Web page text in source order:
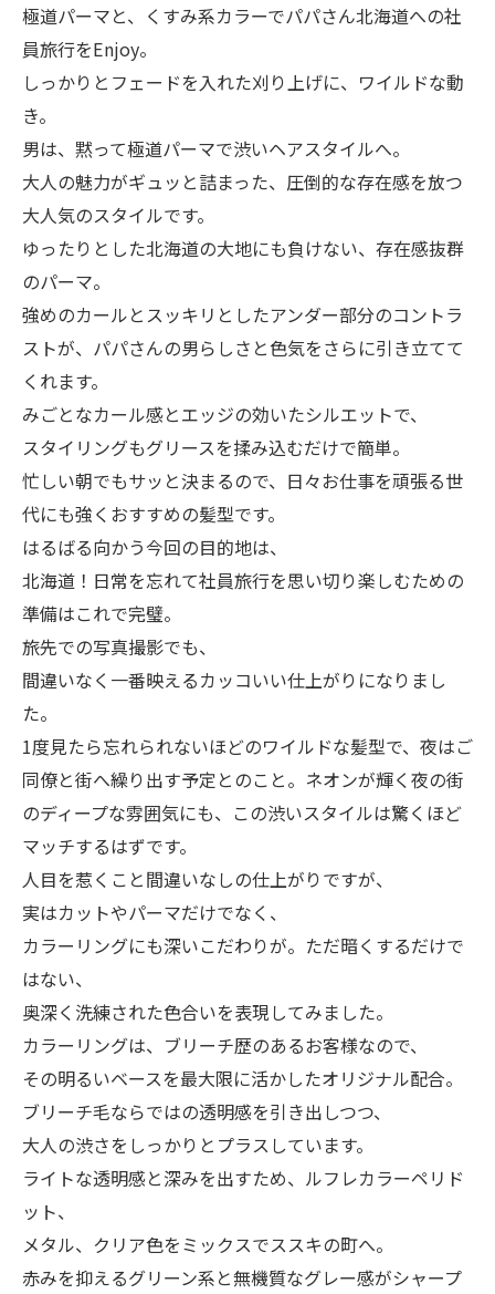
極道パーマと、くすみ系カラーでパパさん北海道への社
員旅行をEnjoy。
しっかりとフェードを入れた刈り上げに、ワイルドな動
き。
男は、黙って極道パーマで渋いヘアスタイルへ。
大人の魅力がギュッと詰まった、圧倒的な存在感を放つ
大人気のスタイルです。
ゆったりとした北海道の大地にも負けない、存在感抜群
のパーマ。
強めのカールとスッキリとしたアンダー部分のコントラ
ストが、パパさんの男らしさと色気をさらに引き立てて
くれます。
みごとなカール感とエッジの効いたシルエットで、
スタイリングもグリースを揉み込むだけで簡単。
忙しい朝でもサッと決まるので、日々お仕事を頑張る世
代にも強くおすすめの髪型です。
はるばる向かう今回の目的地は、
北海道！日常を忘れて社員旅行を思い切り楽しむための
準備はこれで完璧。
旅先での写真撮影でも、
間違いなく一番映えるカッコいい仕上がりになりまし
た。
1度見たら忘れられないほどのワイルドな髪型で、夜はご
同僚と街へ繰り出す予定とのこと。ネオンが輝く夜の街
のディープな雰囲気にも、この渋いスタイルは驚くほど
マッチするはずです。
人目を惹くこと間違いなしの仕上がりですが、
実はカットやパーマだけでなく、
カラーリングにも深いこだわりが。ただ暗くするだけで
はない、
奥深く洗練された色合いを表現してみました。
カラーリングは、ブリーチ歴のあるお客様なので、
その明るいベースを最大限に活かしたオリジナル配合。
ブリーチ毛ならではの透明感を引き出しつつ、
大人の渋さをしっかりとプラスしています。
ライトな透明感と深みを出すため、ルフレカラーペリド
ット、
メタル、クリア色をミックスでススキの町へ。
赤みを抑えるグリーン系と無機質なグレー感がシャープ